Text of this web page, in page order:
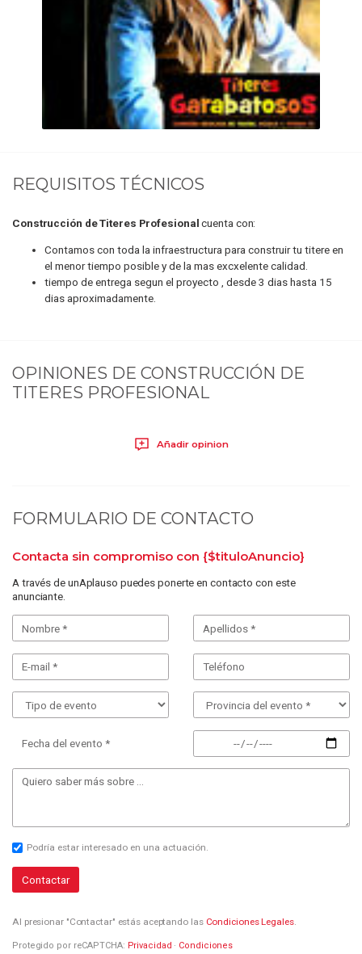
REQUISITOS TÉCNICOS
Construcción de Titeres Profesionalcuenta con:
Contamos con toda la infraestructura para construir tu titere en
el menor tiempo posible y de la mas excxelente calidad.
tiempo de entrega segun el proyecto , desde 3 dias hasta 15
dias aproximadamente.
OPINIONES DE CONSTRUCCIÓN DE
TITERES PROFESIONAL
Añadir opinion
FORMULARIO DE CONTACTO
Contacta sin compromiso con {$tituloAnuncio}
A través de unAplauso puedes ponerte en contacto con este
anunciante.
Fecha del evento *
Podría estar interesado en una actuación.
Contactar
Al presionar "Contactar" estás aceptando las Condiciones Legales.
Protegido por reCAPTCHA: Privacidad · Condiciones